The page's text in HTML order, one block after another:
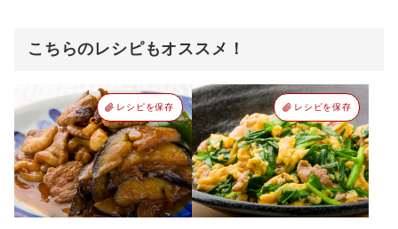
こちらのレシピもオススメ！
レシピを保存 レシピを保存